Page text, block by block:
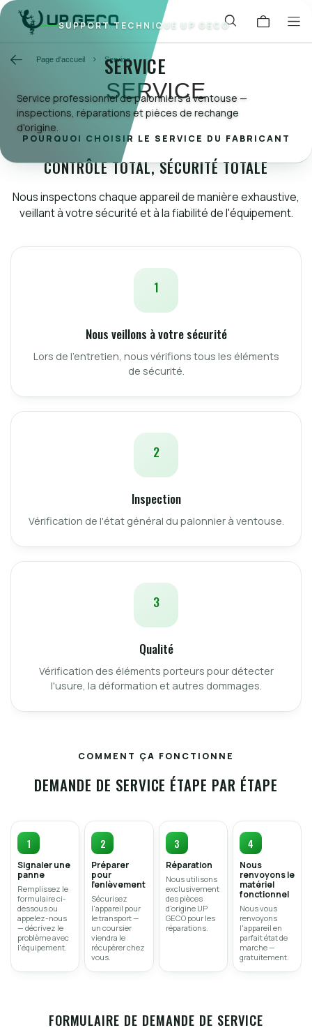
Page d'accueil Service
SERVICE
SUPPORT TECHNIQUE UP GECO
SERVICE
Service professionnel de palonniers à ventouse —
inspections, réparations et pièces de rechange
d'origine.
POURQUOI CHOISIR LE SERVICE DU FABRICANT
CONTRÔLE TOTAL, SÉCURITÉ TOTALE
Nous inspectons chaque appareil de manière exhaustive,
veillant à votre sécurité et à la fiabilité de l'équipement.
1
Nous veillons à votre sécurité
Lors de l'entretien, nous vérifions tous les éléments
de sécurité.
2
Inspection
Vérification de l'état général du palonnier à ventouse.
3
Qualité
Vérification des éléments porteurs pour détecter
l'usure, la déformation et autres dommages.
COMMENT ÇA FONCTIONNE
DEMANDE DE SERVICE ÉTAPE PAR ÉTAPE
Signaler une
panne
Remplissez le
formulaire ci-
dessous ou
appelez-nous
— décrivez le
problème avec
l'équipement.
Préparer
pour
l'enlèvement
Sécurisez
l'appareil pour
le transport —
un coursier
viendra le
récupérer chez
vous.
Réparation
Nous utilisons
exclusivement
des pièces
d'origine UP
GECO pour les
réparations.
Nous
renvoyons le
matériel
fonctionnel
Nous vous
renvoyons
l'appareil en
parfait état de
marche —
gratuitement.
FORMULAIRE DE DEMANDE DE SERVICE